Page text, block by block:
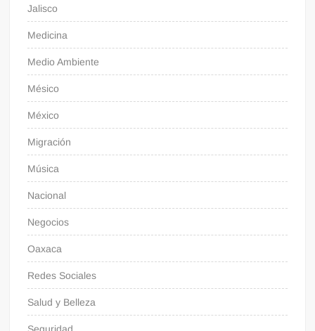
Jalisco
Medicina
Medio Ambiente
Mésico
México
Migración
Música
Nacional
Negocios
Oaxaca
Redes Sociales
Salud y Belleza
Seguridad